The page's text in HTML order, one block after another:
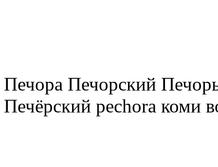
Печора Печорский
Печёрский pechora коми